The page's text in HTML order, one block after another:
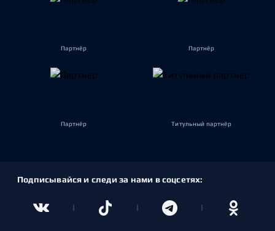
Партнёр Партнёр
Партнёр Титульный партнёр
Подписывайся и следи за нами в соцсетях: